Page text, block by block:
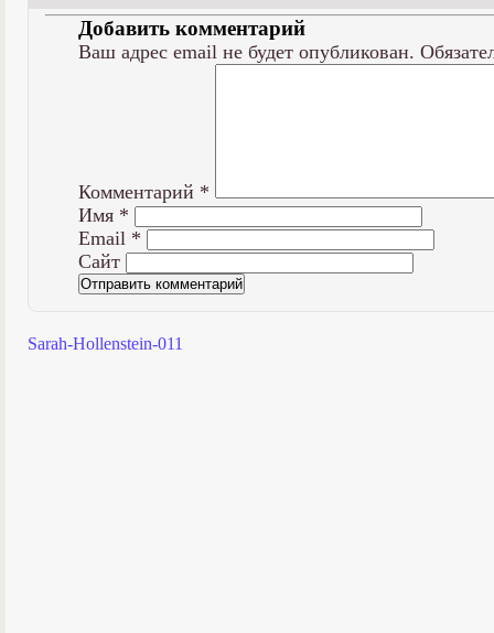
Добавить комментарий
Ваш адрес email не будет опубликован.
Комментарий *
Имя *
Email *
Сайт
Sarah-Hollenstein-011